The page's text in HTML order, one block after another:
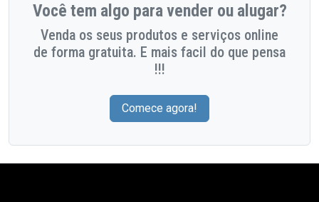
Você tem algo para vender ou alugar?
Venda os seus produtos e serviços online
de forma gratuita. E mais facil do que pensa
!!!
Comece agora!